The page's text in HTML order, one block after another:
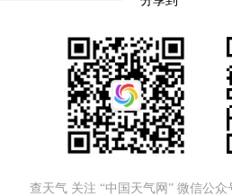
查天气 关注 “中国天气网” 微信公众